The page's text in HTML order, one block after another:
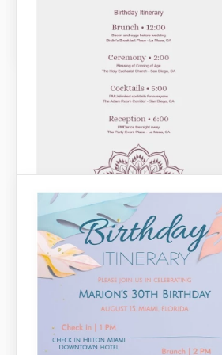
cumpleaños con nuestra plantilla de
Calendario de Cumpleaños en Rosa.
Día de cumpleaños /Itinerarios
Itinerario de cumpleaños de
pastel